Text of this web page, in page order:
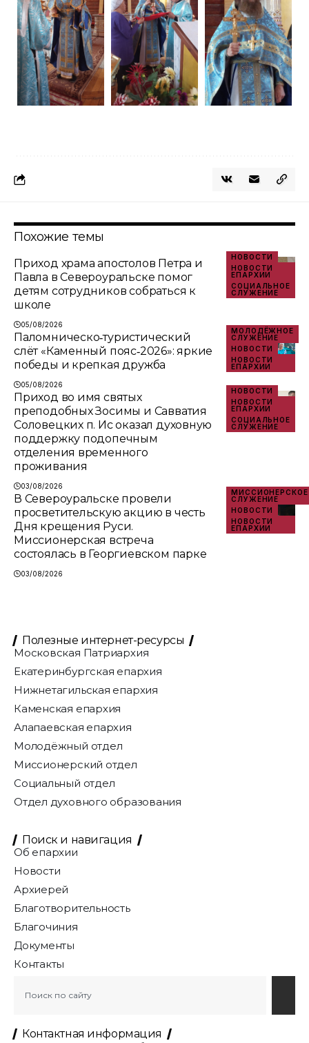
Похожие темы
НОВОСТИ
НОВОСТИ
ЕПАРХИИ
СОЦИАЛЬНОЕ
СЛУЖЕНИЕ
Приход храма апостолов Петра и
Павла в Североуральске помог
детям сотрудников собраться к
школе
05/08/2026
МОЛОДЁЖНОЕ
СЛУЖЕНИЕ
НОВОСТИ
НОВОСТИ
ЕПАРХИИ
Паломническо‑туристический
слёт «Каменный пояс‑2026»: яркие
победы и крепкая дружба
05/08/2026
НОВОСТИ
НОВОСТИ
ЕПАРХИИ
СОЦИАЛЬНОЕ
СЛУЖЕНИЕ
Приход во имя святых
преподобных Зосимы и Савватия
Соловецких п. Ис оказал духовную
поддержку подопечным
отделения временного
проживания
03/08/2026
МИССИОНЕРСКОЕ
СЛУЖЕНИЕ
НОВОСТИ
НОВОСТИ
ЕПАРХИИ
В Североуральске провели
просветительскую акцию в честь
Дня крещения Руси.
Миссионерская встреча
состоялась в Георгиевском парке
03/08/2026
Полезные интернет-ресурсы
Московская Патриархия
Екатеринбургская епархия
Нижнетагильская епархия
Каменская епархия
Алапаевская епархия
Молодёжный отдел
Миссионерский отдел
Социальный отдел
Отдел духовного образования
Поиск и навигация
Об епархии
Новости
Архиерей
Благотворительность
Благочиния
Документы
Контакты
Контактная информация